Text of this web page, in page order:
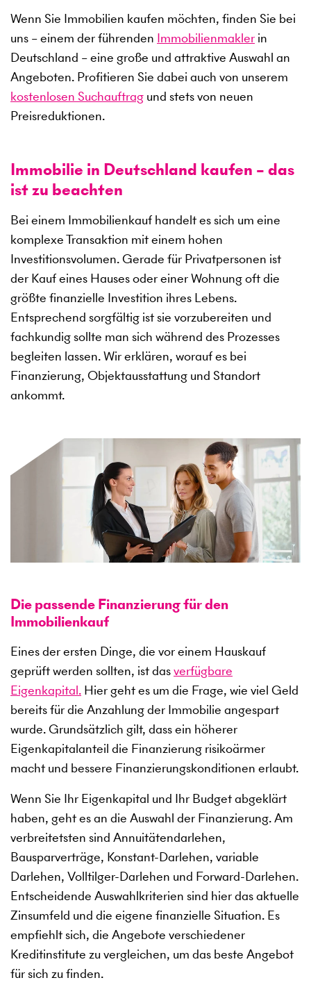
Wenn Sie Immobilien kaufen möchten, finden Sie bei
uns – einem der führenden Immobilienmakler in
Deutschland – eine große und attraktive Auswahl an
Angeboten. Profitieren Sie dabei auch von unserem
kostenlosen Suchauftrag und stets von neuen
Preisreduktionen.
Immobilie in Deutschland kaufen – das
ist zu beachten
Bei einem Immobilienkauf handelt es sich um eine
komplexe Transaktion mit einem hohen
Investitionsvolumen. Gerade für Privatpersonen ist
der Kauf eines Hauses oder einer Wohnung oft die
größte finanzielle Investition ihres Lebens.
Entsprechend sorgfältig ist sie vorzubereiten und
fachkundig sollte man sich während des Prozesses
begleiten lassen. Wir erklären, worauf es bei
Finanzierung, Objektausstattung und Standort
ankommt.
Die passende Finanzierung für den
Immobilienkauf
Eines der ersten Dinge, die vor einem Hauskauf
geprüft werden sollten, ist dasverfügbare
Eigenkapital. Hier geht es um die Frage, wie viel Geld
bereits für die Anzahlung der Immobilie angespart
wurde. Grundsätzlich gilt, dass ein höherer
Eigenkapitalanteil die Finanzierung risikoärmer
macht und bessere Finanzierungskonditionen erlaubt.
Wenn Sie Ihr Eigenkapital und Ihr Budget abgeklärt
haben, geht es an die Auswahl der Finanzierung. Am
verbreitetsten sind Annuitätendarlehen,
Bausparverträge, Konstant-Darlehen, variable
Darlehen, Volltilger-Darlehen und Forward-Darlehen.
Entscheidende Auswahlkriterien sind hier das aktuelle
Zinsumfeld und die eigene finanzielle Situation. Es
empfiehlt sich, die Angebote verschiedener
Kreditinstitute zu vergleichen, um das beste Angebot
für sich zu finden.